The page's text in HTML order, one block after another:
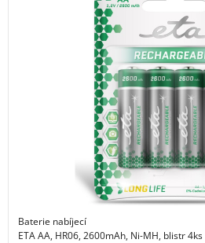
Baterie nabíjecí
ETA AA, HR06, 2600mAh, Ni-MH, blistr 4ks